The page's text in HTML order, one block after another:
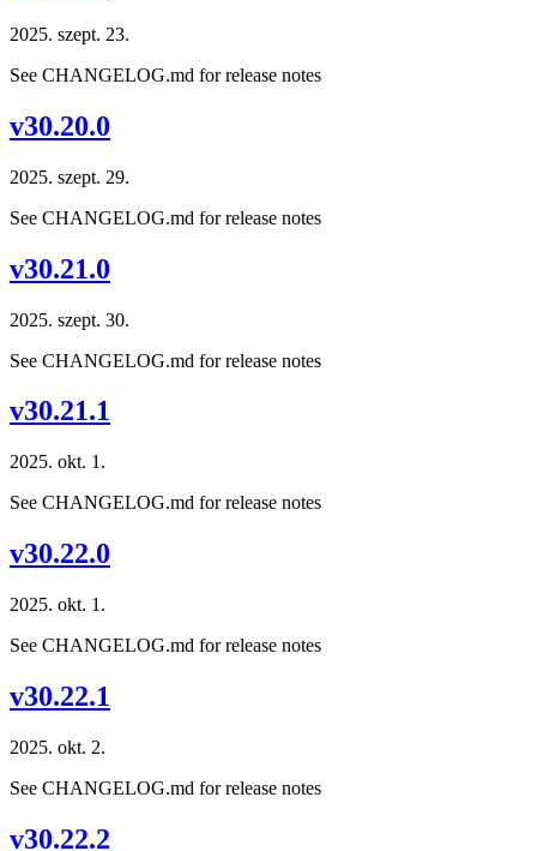
2025. szept. 23.
See CHANGELOG.md for release notes
v30.20.0
2025. szept. 29.
See CHANGELOG.md for release notes
v30.21.0
2025. szept. 30.
See CHANGELOG.md for release notes
v30.21.1
2025. okt. 1.
See CHANGELOG.md for release notes
v30.22.0
2025. okt. 1.
See CHANGELOG.md for release notes
v30.22.1
2025. okt. 2.
See CHANGELOG.md for release notes
v30.22.2